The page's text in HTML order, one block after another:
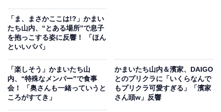
「ま、まさかここは!?」かまい
たち山内、“とある場所”で息子
を抱っこする姿に反響！ 「ほん
といいパパ」
「楽しそう」かまいたち山
内、“特殊なメンバー”で食事
会！ 「奥さんも一緒っていうと
ころがすてき」
かまいたち山内＆濱家、DAIGO
とのプリクラに「いくらなんで
もプリクラ可愛すぎる」「濱家
さん頭w」反響